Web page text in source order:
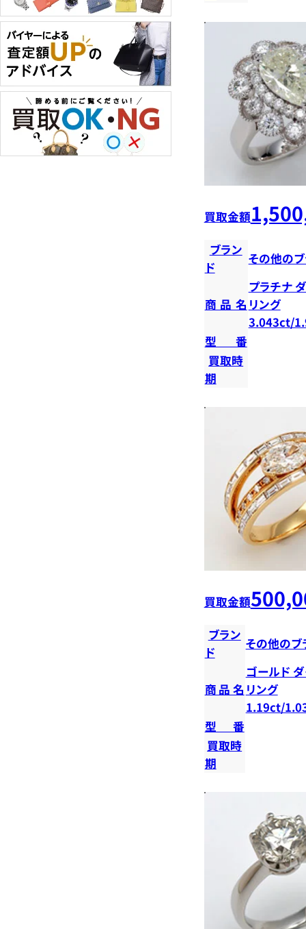
買取金額
ブラン
ド
その他の
商品名
プラチナ
リング
3.043ct/
型番
買取時
期
買取金額
ブラン
ド
その他のブ
商品名
ゴールド
リング
1.19ct/
型番
買取時
期